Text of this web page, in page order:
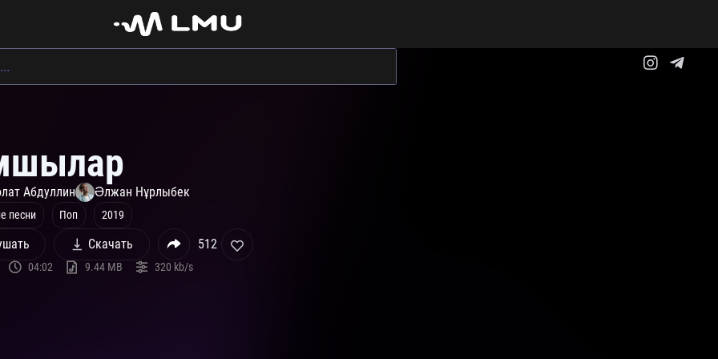
Абдуллин Әлжан Нұрлыбек
песни Поп 2019
Скачать 512
04:02 9.44 MB 320 kb/s